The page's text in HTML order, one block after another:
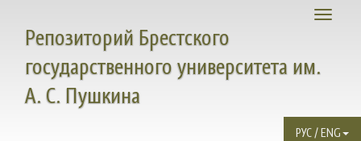
Toggle
Репозиторий Брестского
государственного университета им.
А. С. Пушкина
РУС / ENG